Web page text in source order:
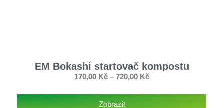
EM Bokashi startovač kompostu
170,00 Kč – 720,00 Kč
Zobrazit